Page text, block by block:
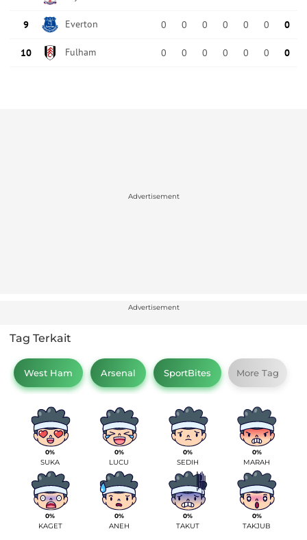
Advertisement
Advertisement
Tag Terkait
West Ham Arsenal SportBites More Tag
0%
SUKA
0%
LUCU
0%
SEDIH
0%
MARAH
0%
KAGET
0%
ANEH
0%
TAKUT
0%
TAKJUB